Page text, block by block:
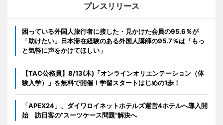
プレスリリース
困っている外国人旅行者に接した・見かけた会員の95.6％が
「助けたい」日本滞在経験のある外国人講師の95.7％は「もっ
と気軽に声をかけてほしい」
【TAC公務員】8/13(木)「オンラインオリエンテーション（体
験入学）」を無料で開催！学習スタートはじめの1歩！
「APEX24」、ダイワロイネットホテルズ運営4ホテルへ導入開
始 訪日客の“スーツケース問題”解決へ